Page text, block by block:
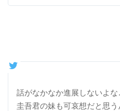
話がなかなか進展しないよ
圭吾君の妹も可哀想だと思